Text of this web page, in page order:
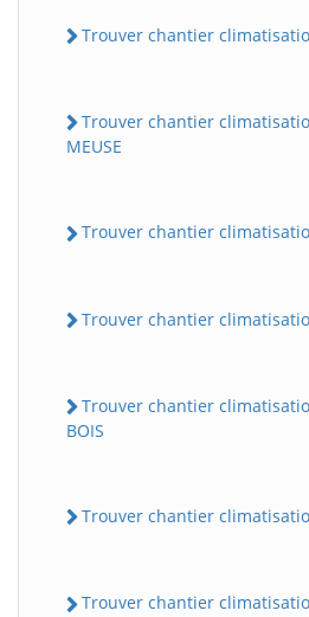
Trouver chantier
Trouver chantier
MEUSE
Trouver chantier
Trouver chantier
Trouver chantier
BOIS
Trouver chantier
Trouver chantier